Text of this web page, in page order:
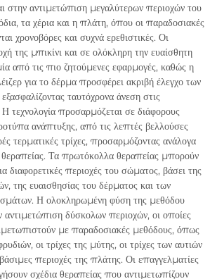
στην αντιμετώπιση μεγαλύτερων περιοχών του
τα χέρια και η πλάτη, όπου οι παραδοσιακές
χρονοβόρες και συχνά ερεθιστικές. Οι
της μπικίνι και σε ολόκληρη την ευαίσθητη
από τις πιο ζητούμενες εφαρμογές, καθώς η
για το δέρμα προσφέρει ακριβή έλεγχο των
ταυτόχρονα άνεση στις
Η τεχνολογία προσαρμόζεται σε διάφορους
ανάπτυξης, από τις λεπτές βελλούσες
τερματικές τρίχες, προσαρμόζοντας ανάλογα
Τα πρωτόκολλα θεραπείας μπορούν
διαφορετικές περιοχές του σώματος, βάσει της
της ευαισθησίας του δέρματος και των
Η ολοκληρωμένη φύση της μεθόδου
αντιμετώπιση δύσκολων περιοχών, οι οποίες
με παραδοσιακές μεθόδους, όπως
οι τρίχες της μύτης, οι τρίχες των αυτιών
περιοχές της πλάτης. Οι επαγγελματίες
σχέδια θεραπείας που αντιμετωπίζουν